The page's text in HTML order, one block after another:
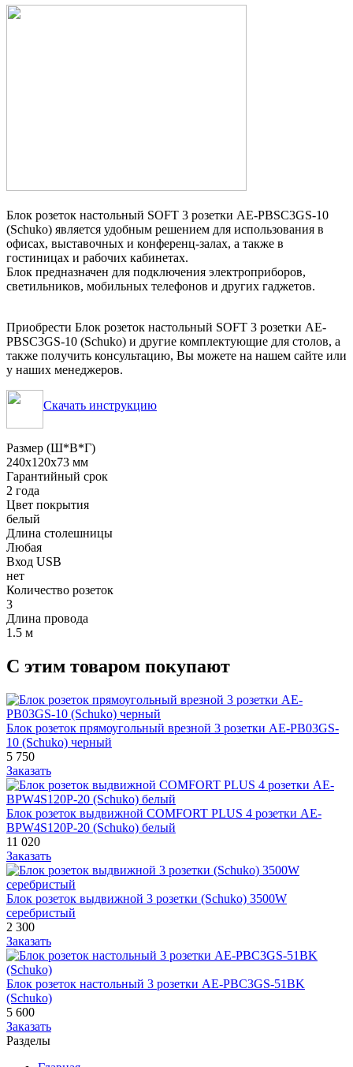
Блок розеток настольный SOFT 3 розетки AE-PBSC3GS-10
(Schuko) является удобным решением для использования в
офисах, выставочных и конференц-залах, а также в
гостиницах и рабочих кабинетах.
Блок предназначен для подключения электроприборов,
светильников, мобильных телефонов и других гаджетов.
Приобрести Блок розеток настольный SOFT 3 розетки AE-
PBSC3GS-10 (Schuko) и другие комплектующие для столов, а
также получить консультацию, Вы можете на нашем сайте или
у наших менеджеров.
Скачать инструкцию
Размер (Ш*В*Г)
240х120х73 мм
Гарантийный срок
2 года
Цвет покрытия
белый
Длина столешницы
Любая
Вход USB
нет
Количество розеток
3
Длина провода
1.5 м
С этим товаром покупают
Блок розеток прямоугольный врезной 3 розетки AE-PB03GS-
10 (Schuko) черный
5 750
Заказать
Блок розеток выдвижной COMFORT PLUS 4 розетки AE-
BPW4S120P-20 (Schuko) белый
11 020
Заказать
Блок розеток выдвижной 3 розетки (Schuko) 3500W
серебристый
2 300
Заказать
Блок розеток настольный 3 розетки AE-PBC3GS-51BK
(Schuko)
5 600
Заказать
Разделы